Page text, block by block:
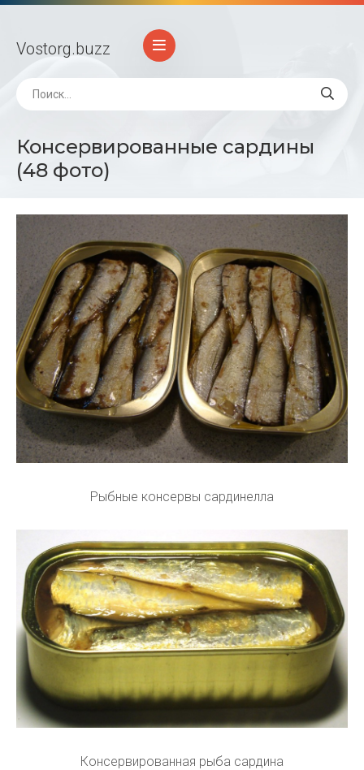
Vostorg.buzz
Консервированные сардины
(48 фото)
Рыбные консервы сардинелла
Консервированная рыба сардина